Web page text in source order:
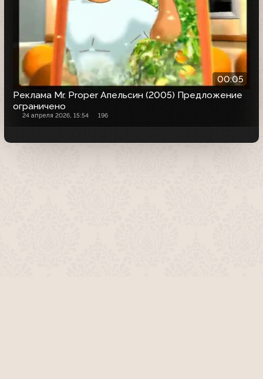
00:05
Реклама Mr. Proper Апельсин (2005) Предложение
ограничено
24 апреля 2026, 15:54 196